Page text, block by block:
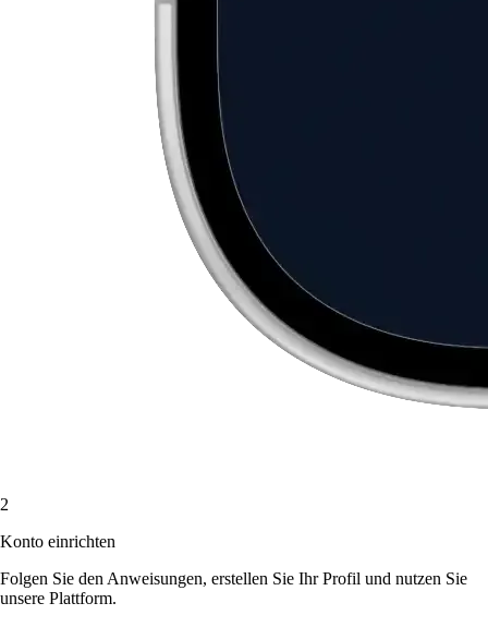
2
Konto einrichten
Folgen Sie den Anweisungen, erstellen Sie Ihr Profil und nutzen Sie
unsere Plattform.